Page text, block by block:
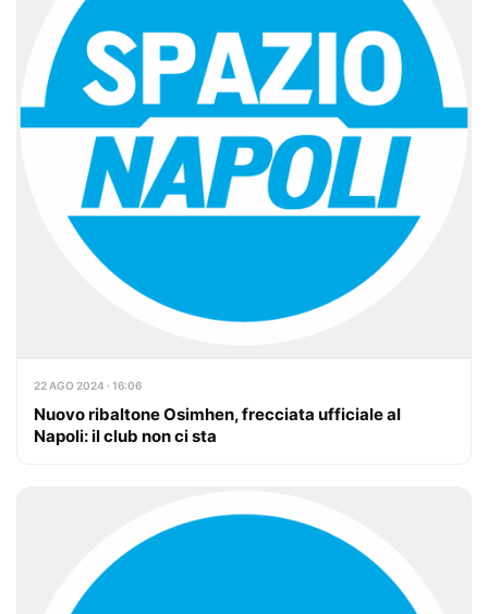
22 AGO 2024 · 16:06
Nuovo ribaltone Osimhen, frecciata ufficiale al
Napoli: il club non ci sta